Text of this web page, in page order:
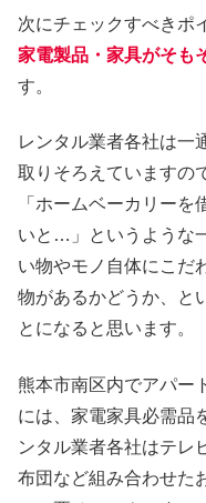
次にチェックすべきポ
家電製品・家具がそも
す。
レンタル業者各社は一
取りそろえていますの
「ホームベーカリー
いと…」というような
い物やモノ自体にこだ
物があるかどうか、と
とになると思います。
熊本市南区内でアパー
には、家電家具必需品
ンタル業者各社はテレ
布団など組み合わせた